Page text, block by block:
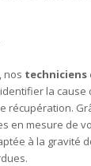
nos techniciens
la
récupération.
en mesure de
à la gravité